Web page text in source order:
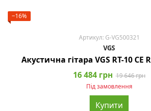
−16%
Артикул: G-VG500321
VGS
Акустична гітара VGS RT-10
16 484 грн 19 646 грн
Під замовлення
Купити